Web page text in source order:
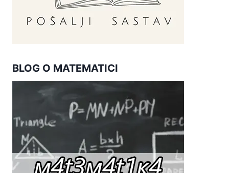
BLOG O MATEMATICI